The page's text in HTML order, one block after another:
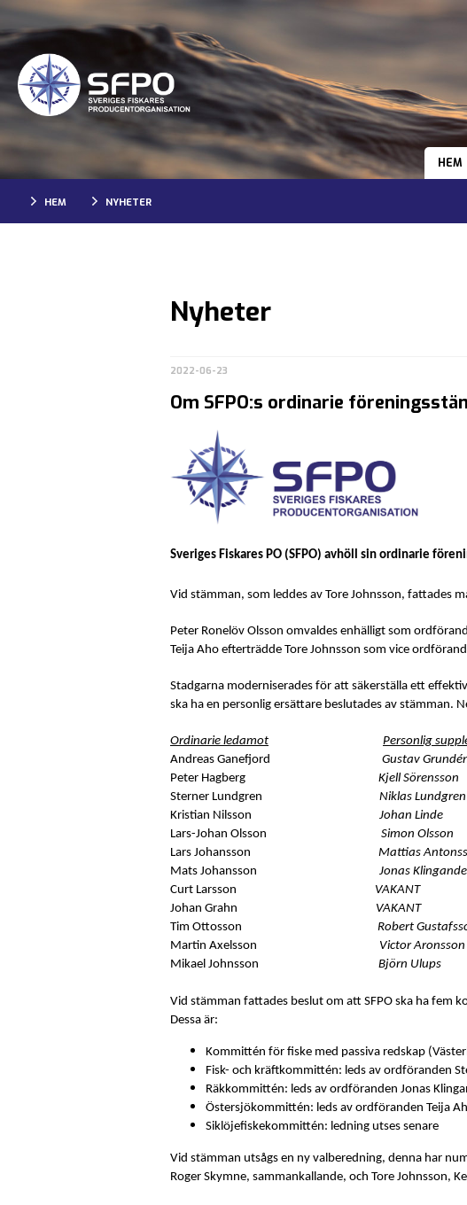
HEM
HEM NYHETER
Nyheter
2022-06-23
Om SFPO:s ordinarie
Sveriges Fiskares PO (SFPO) avhöll sin ordinarie
Vid stämman, som leddes av Tore Johnsson, fattades
Peter Ronelöv Olsson omvaldes enhälligt som
Teija Aho efterträdde Tore Johnsson som vice
Stadgarna moderniserades för att säkerställa ett
ska ha en personlig ersättare beslutades av stämman.
Ordinarie ledamot
Personlig
Andreas Ganefjord Gustav
Peter Hagberg Kjell Sörensson
Sterner Lundgren Niklas Lundgren
Kristian Nilsson Johan Linde
Lars-Johan Olsson Simon Olsson
Lars Johansson Mattias
Mats Johansson Jonas
Curt Larsson VAKANT
Johan Grahn VAKANT
Tim Ottosson Robert
Martin Axelsson Victor Aronsson
Mikael Johnsson Björn Ulups
Vid stämman fattades beslut om att SFPO ska ha fem
Dessa är:
Kommittén för fiske med passiva redskap
Fisk- och kräftkommittén: leds av ordföranden
Räkkommittén: leds av ordföranden Jonas
Östersjökommittén: leds av ordföranden Teija
Siklöjefiskekommittén: ledning utses senare
Vid stämman utsågs en ny valberedning, denna har
Roger Skymne, sammankallande, och Tore Johnsson,